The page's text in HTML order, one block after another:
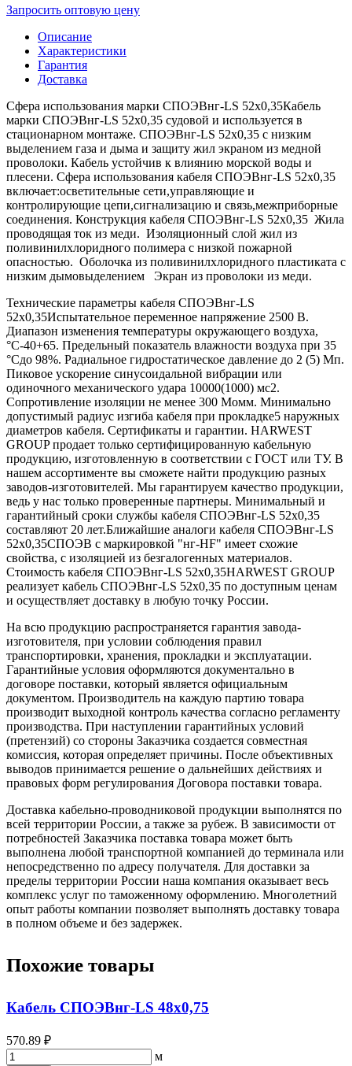
Запросить оптовую цену
Описание
Характеристики
Гарантия
Доставка
Сфера использования марки СПОЭВнг-LS 52х0,35Кабель
марки СПОЭВнг-LS 52х0,35 судовой и используется в
стационарном монтаже. СПОЭВнг-LS 52х0,35 с низким
выделением газа и дыма и защиту жил экраном из медной
проволоки. Кабель устойчив к влиянию морской воды и
плесени. Сфера использования кабеля СПОЭВнг-LS 52х0,35
включает:осветительные сети,управляющие и
контролирующие цепи,сигнализацию и связь,межприборные
соединения. Конструкция кабеля СПОЭВнг-LS 52х0,35 Жила
проводящая ток из меди. Изоляционный слой жил из
поливинилхлоридного полимера с низкой пожарной
опасностью. Оболочка из поливинилхлоридного пластиката с
низким дымовыделением Экран из проволоки из меди.
Технические параметры кабеля СПОЭВнг-LS
52х0,35Испытательное переменное напряжение 2500 В.
Диапазон изменения температуры окружающего воздуха,
°С-40+65. Предельный показатель влажности воздуха при 35
°Сдо 98%. Радиальное гидростатическое давление до 2 (5) Мп.
Пиковое ускорение синусоидальной вибрации или
одиночного механического удара 10000(1000) мс2.
Сопротивление изоляции не менее 300 Момм. Минимально
допустимый радиус изгиба кабеля при прокладке5 наружных
диаметров кабеля. Сертификаты и гарантии. HARWEST
GROUP продает только сертифицированную кабельную
продукцию, изготовленную в соответствии с ГОСТ или ТУ. В
нашем ассортименте вы сможете найти продукцию разных
заводов-изготовителей. Мы гарантируем качество продукции,
ведь у нас только проверенные партнеры. Минимальный и
гарантийный сроки службы кабеля СПОЭВнг-LS 52х0,35
составляют 20 лет.Ближайшие аналоги кабеля СПОЭВнг-LS
52х0,35СПОЭВ с маркировкой "нг-HF" имеет схожие
свойства, с изоляцией из безгалогенных материалов.
Стоимость кабеля СПОЭВнг-LS 52х0,35HARWEST GROUP
реализует кабель СПОЭВнг-LS 52х0,35 по доступным ценам
и осуществляет доставку в любую точку России.
На всю продукцию распространяется гарантия завода-
изготовителя, при условии соблюдения правил
транспортировки, хранения, прокладки и эксплуатации.
Гарантийные условия оформляются документально в
договоре поставки, который является официальным
документом. Производитель на каждую партию товара
производит выходной контроль качества согласно регламенту
производства. При наступлении гарантийных условий
(претензий) со стороны Заказчика создается совместная
комиссия, которая определяет причины. После объективных
выводов принимается решение о дальнейших действиях и
правовых форм регулирования Договора поставки товара.
Доставка кабельно-проводниковой продукции выполнятся по
всей территории России, а также за рубеж. В зависимости от
потребностей Заказчика поставка товара может быть
выполнена любой транспортной компанией до терминала или
непосредственно по адресу получателя. Для доставки за
пределы территории России наша компания оказывает весь
комплекс услуг по таможенному оформлению. Многолетний
опыт работы компании позволяет выполнять доставку товара
в полном объеме и без задержек.
Похожие товары
Кабель СПОЭВнг-LS 48х0,75
570.89 ₽
м